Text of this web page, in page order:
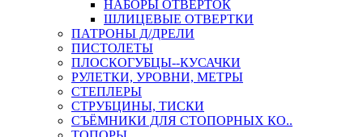
НАБОРЫ ОТВЕРТОК
ШЛИЦЕВЫЕ ОТВЕРТКИ
ПАТРОНЫ Д/ДРЕЛИ
ПИСТОЛЕТЫ
ПЛОСКОГУБЦЫ--КУСАЧКИ
РУЛЕТКИ, УРОВНИ, МЕТРЫ
СТЕПЛЕРЫ
СТРУБЦИНЫ, ТИСКИ
СЪЁМНИКИ ДЛЯ СТОПОРНЫХ КО..